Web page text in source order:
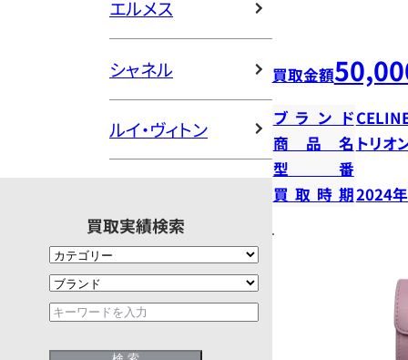
エルメス
シャネル
ルイ・ヴィトン
買取実績検索
買取金額
ブランド
商品名 トリ
型番
買取時期2024